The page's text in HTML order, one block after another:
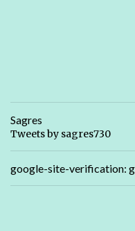
Sagres
Tweets by sagres730
google-site-verification: